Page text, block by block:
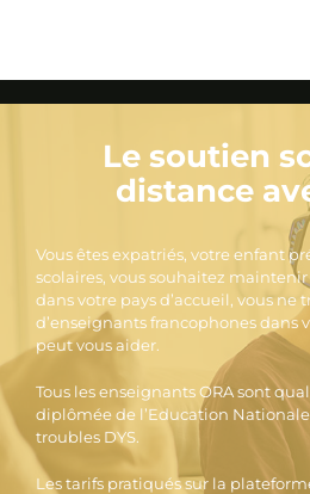
Le soutien
distance
Vous êtes expatriés, votre enfant
scolaires, vous souhaitez
dans votre pays d’accueil, vous ne
d’enseignants francophones dans
peut vous aider.
Tous les enseignants ORA sont
diplômée de l’Education
troubles DYS.
Les tarifs pratiqués sur la